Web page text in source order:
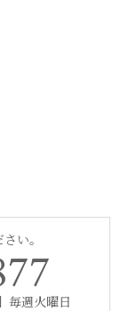
い。
毎週火曜日